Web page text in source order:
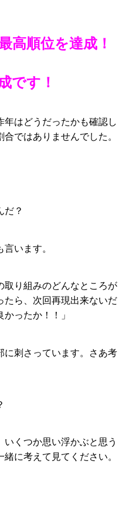
高順位を達成！
です！
年はどうだったかも確認し
ではありませんでした。
だ？
います。
取り組みのどんなところが
たら、次回再現出来ないだ
ったか！！」
に刺さっています。さあ考
くつか思い浮かぶと思う
に考えて見てください。